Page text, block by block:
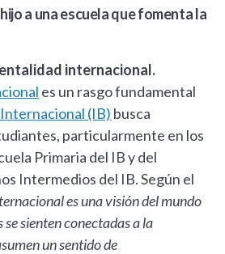
a una escuela que fomenta la
internacional.
es un rasgo fundamental
(IB) busca
particularmente en los
Primaria del IB y del
Intermedios del IB. Según el
es una visión del mundo
se sienten conectadas a la
un sentido de